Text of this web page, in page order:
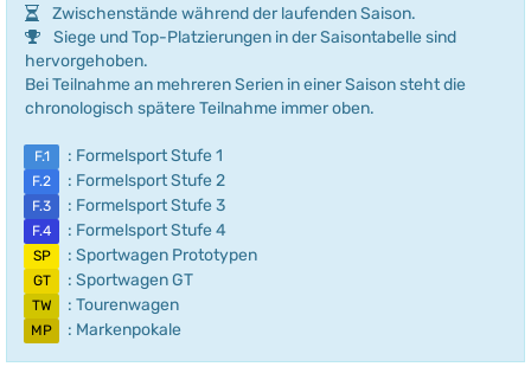
Zwischenstände während der laufenden Saison.
Siege und Top-Platzierungen in der Saisontabelle sind
hervorgehoben.
Bei Teilnahme an mehreren Serien in einer Saison steht die
chronologisch spätere Teilnahme immer oben.
F.1 : Formelsport Stufe 1
F.2 : Formelsport Stufe 2
F.3 : Formelsport Stufe 3
F.4 : Formelsport Stufe 4
SP : Sportwagen Prototypen
GT : Sportwagen GT
TW : Tourenwagen
MP : Markenpokale